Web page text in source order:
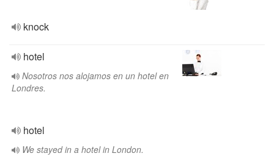
knock
hotel
Nosotros nos alojamos en un hotel en
Londres.
hotel
We stayed in a hotel in London.